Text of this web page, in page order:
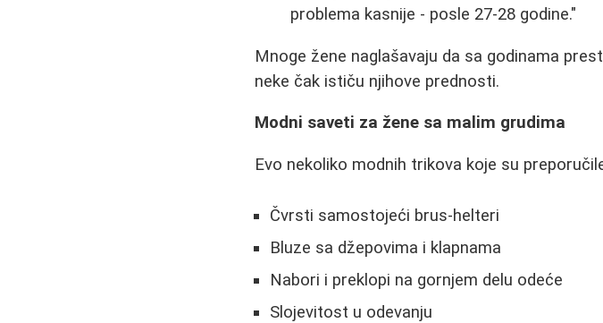
problema kasnije - posle 27-28 godine."
Mnoge žene naglašavaju da sa godinama
neke čak ističu njihove prednosti.
Modni saveti za žene sa malim grudima
Evo nekoliko modnih trikova koje su
Čvrsti samostojeći brus-helteri
Bluze sa džepovima i klapnama
Nabori i preklopi na gornjem delu odeće
Slojevitost u odevanju